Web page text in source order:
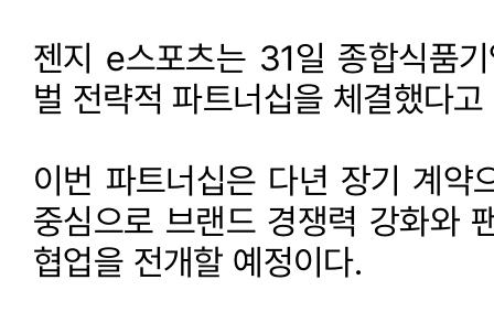
젠지 e스포츠는 31일 종합식품
벌 전략적 파트너십을 체결했다
이번 파트너십은 다년 장기 계약
중심으로 브랜드 경쟁력 강화와
협업을 전개할 예정이다.